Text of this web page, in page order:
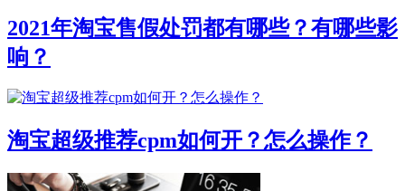
2021年淘宝售假处罚都有哪些？有哪些影
响？
淘宝超级推荐cpm如何开？怎么操作？